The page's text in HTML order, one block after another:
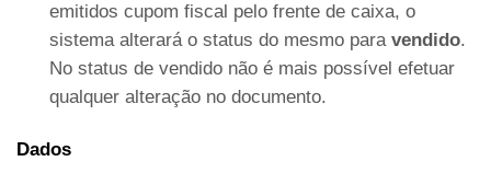
emitidos cupom fiscal pelo frente de caixa, o
sistema alterará o status do mesmo para vendido.
No status de vendido não é mais possível efetuar
qualquer alteração no documento.
Dados